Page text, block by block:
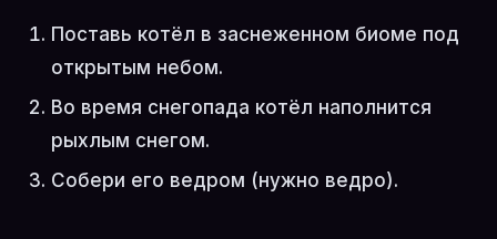
Поставь котёл в заснеженном биоме под
открытым небом.
Во время снегопада котёл наполнится
рыхлым снегом.
Собери его ведром (нужно ведро).